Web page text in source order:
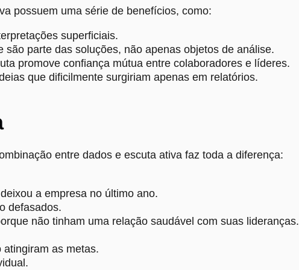
possuem uma série de benefícios, como:
superficiais.
são parte das soluções, não apenas objetos de análise.
promove confiança mútua entre colaboradores e líderes.
que dificilmente surgiriam apenas em relatórios.
entre dados e escuta ativa faz toda a diferença:
a empresa no último ano.
defasados.
não tinham uma relação saudável com suas lideranças.
as metas.